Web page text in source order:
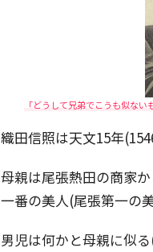
「どうして兄弟でこうも似な
織田信照は天文15年
母親は尾張熱田の商家
一番の美人(尾張第一の
男児は何かと母親に似